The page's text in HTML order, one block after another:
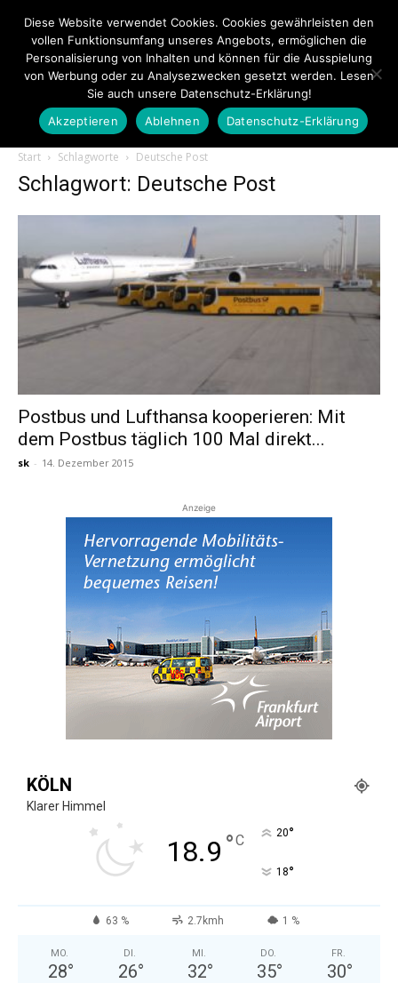
Touristiknews.de
Touristiknews
Reiseempfehlungen.
Start Schlagworte Deutsche Post
Schlagwort: Deutsche Post
Postbus und Lufthansa kooperieren: Mit
dem Postbus täglich 100 Mal direkt...
sk - 14. Dezember 2015
Anzeige
KÖLN
Klarer Himmel
18.9 °C 20°
18°
63 % 2.7kmh 1 %
MO.
28°
DI.
26°
MI.
32°
DO.
35°
FR.
30°
Diese Website verwendet Cookies. Cookies gewährleisten den
vollen Funktionsumfang unseres Angebots, ermöglichen die
Personalisierung von Inhalten und können für die Ausspielung
von Werbung oder zu Analysezwecken gesetzt werden. Lesen
Sie auch unsere Datenschutz-Erklärung!
Akzeptieren
Ablehnen Datenschutz-Erklärung